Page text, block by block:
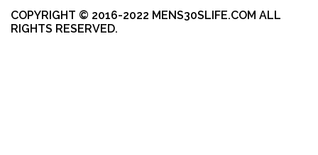
COPYRIGHT © 2016-2022 MENS30SLIFE.COM ALL
RIGHTS RESERVED.